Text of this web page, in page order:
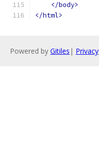
</body>
</html>
Powered by Gitiles | Privacy